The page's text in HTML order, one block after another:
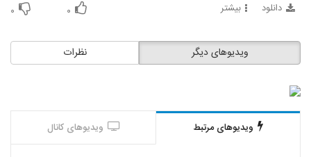
دانلود بیشتر ۰ ۰
نظرات ویدیوهای دیگر
ویدیوهای مرتبط ویدیوهای کانال